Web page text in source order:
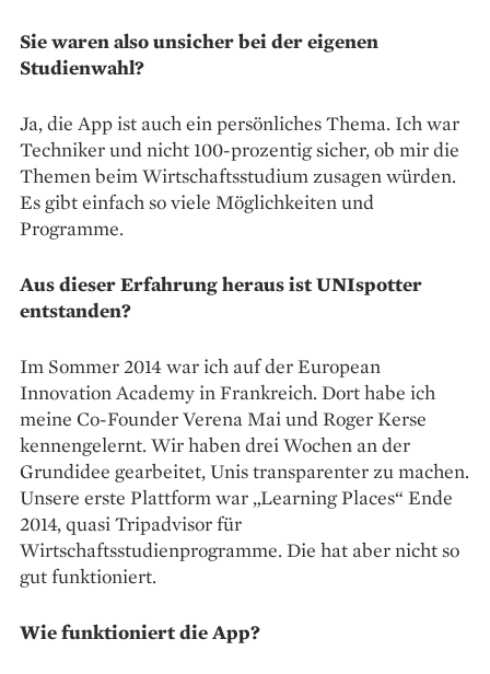
Sie waren also unsicher bei der eigenen
Studienwahl?
Ja, die App ist auch ein persönliches Thema. Ich war
Techniker und nicht 100-prozentig sicher, ob mir die
Themen beim Wirtschaftsstudium zusagen würden.
Es gibt einfach so viele Möglichkeiten und
Programme.
Aus dieser Erfahrung heraus ist UNIspotter
entstanden?
Im Sommer 2014 war ich auf der European
Innovation Academy in Frankreich. Dort habe ich
meine Co-Founder Verena Mai und Roger Kerse
kennengelernt. Wir haben drei Wochen an der
Grundidee gearbeitet, Unis transparenter zu machen.
­Unsere erste Plattform war „Learning Places“ Ende
2014, quasi Tripadvisor für
Wirtschaftsstudienprogramme. Die hat aber nicht so
gut funktioniert.
Wie funktioniert die App?